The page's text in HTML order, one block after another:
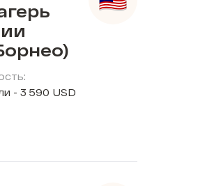
2 недели - 3 590 USD